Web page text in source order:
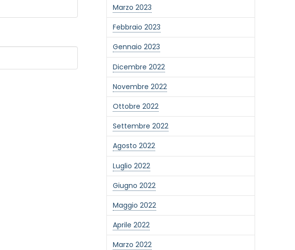
Marzo 2023
Febbraio 2023
Gennaio 2023
Dicembre 2022
Novembre 2022
Ottobre 2022
Settembre 2022
Agosto 2022
Luglio 2022
Giugno 2022
Maggio 2022
Aprile 2022
Marzo 2022